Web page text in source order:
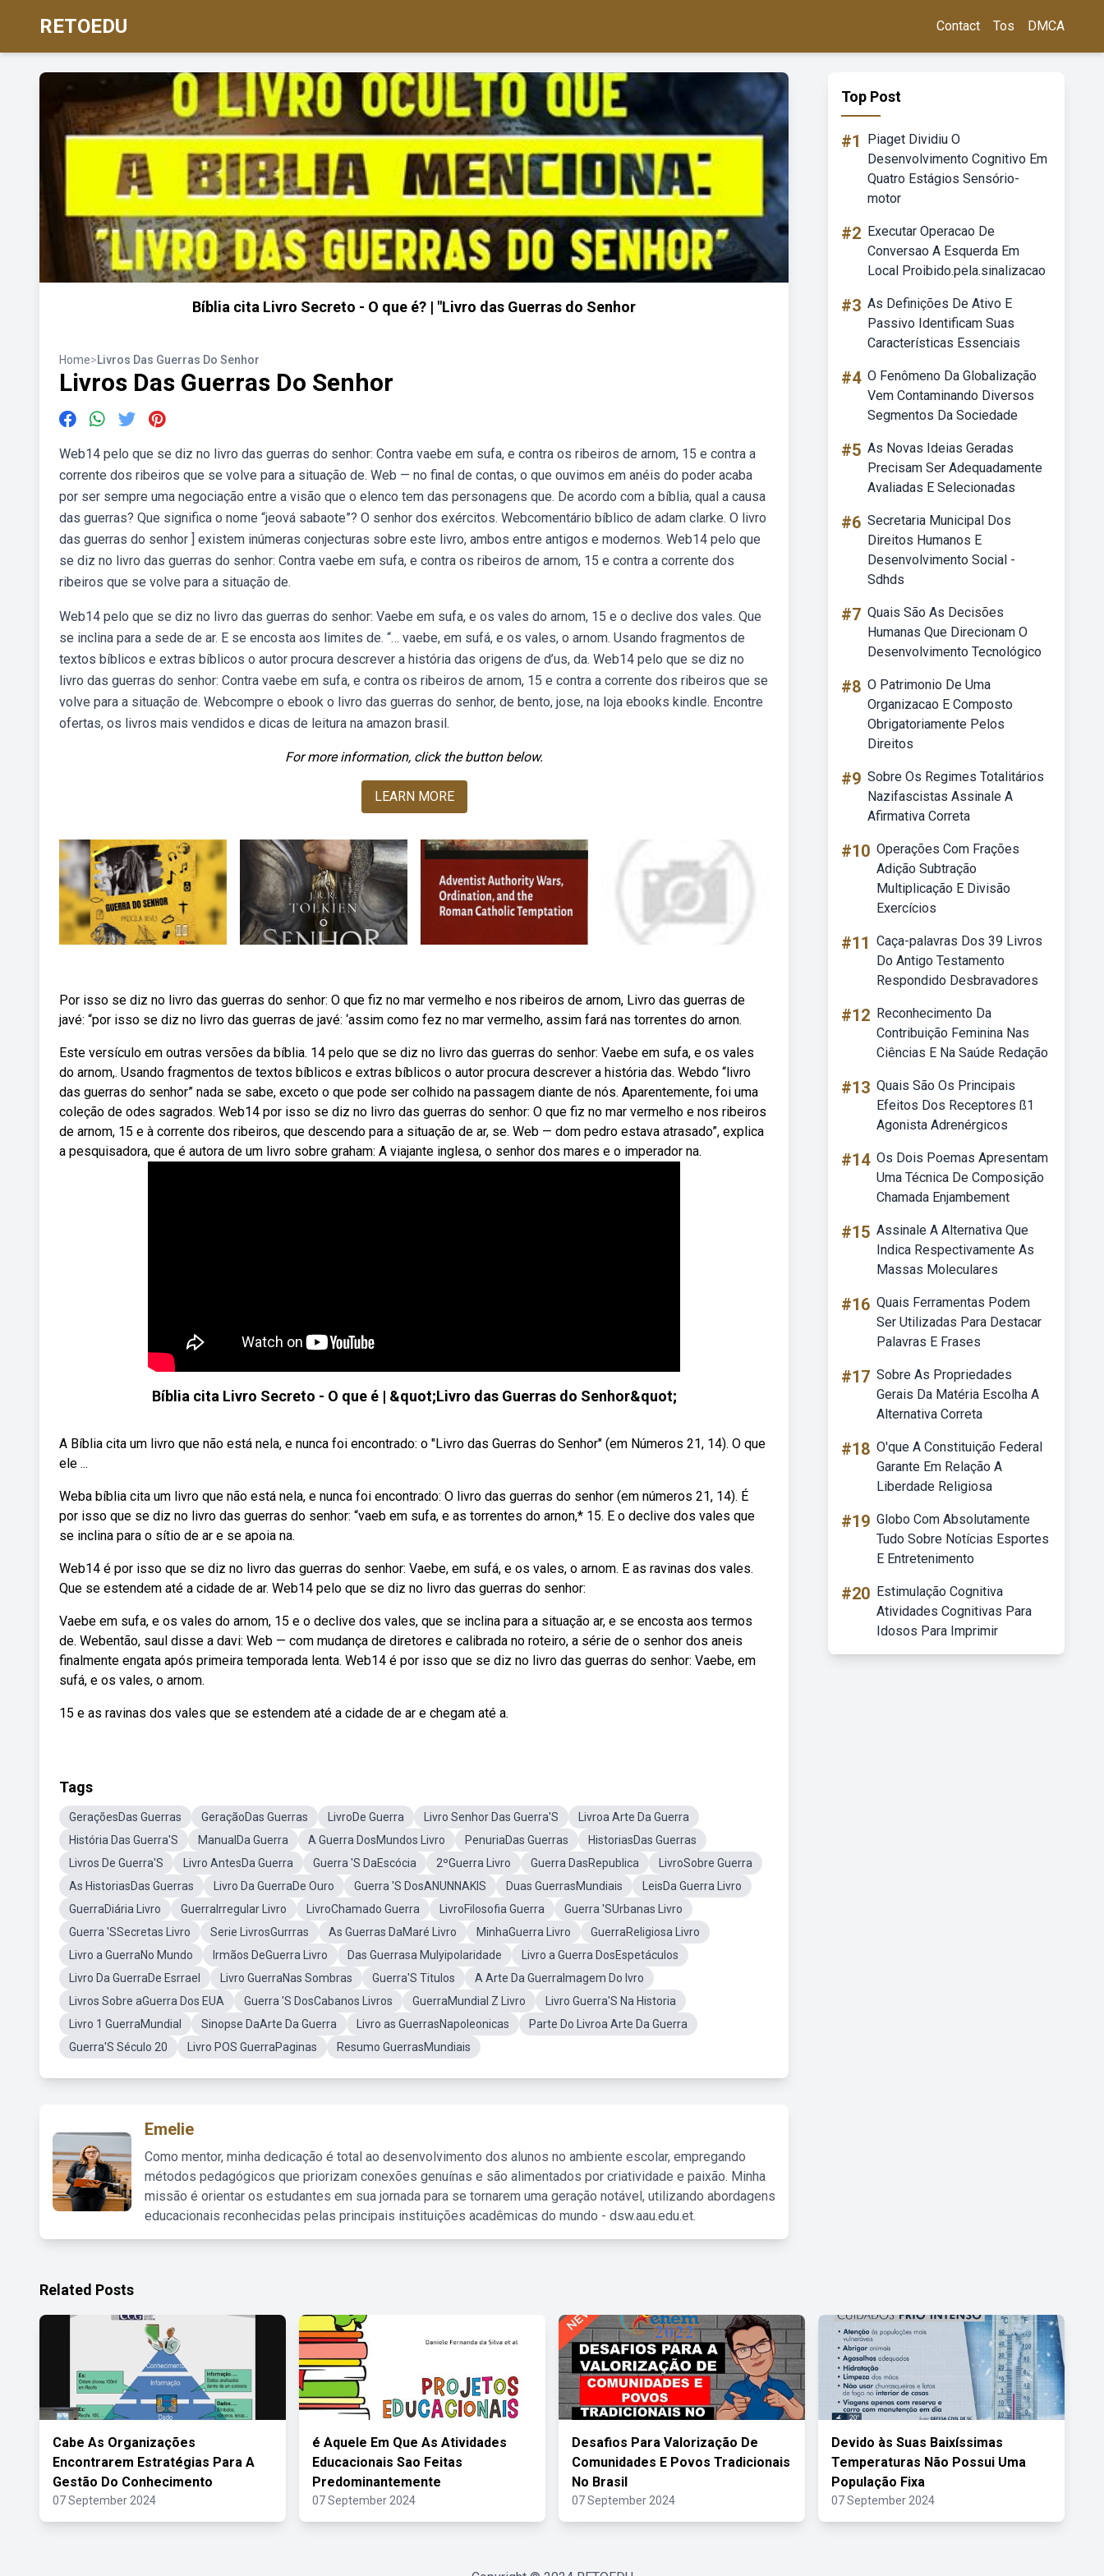
RETOEDU Contact Tos DMCA
Bíblia cita Livro Secreto - O que é? | "Livro das Guerras do Senhor
Home>Livros Das Guerras Do Senhor
Livros Das Guerras Do Senhor
Web14 pelo que se diz no livro das guerras do senhor: Contra vaebe em sufa, e contra os ribeiros de arnom, 15 e contra a
corrente dos ribeiros que se volve para a situação de. Web — no final de contas, o que ouvimos em anéis do poder acaba
por ser sempre uma negociação entre a visão que o elenco tem das personagens que. De acordo com a bíblia, qual a causa
das guerras? Que significa o nome “jeová sabaote”? O senhor dos exércitos. Webcomentário bíblico de adam clarke. O livro
das guerras do senhor ] existem inúmeras conjecturas sobre este livro, ambos entre antigos e modernos. Web14 pelo que
se diz no livro das guerras do senhor: Contra vaebe em sufa, e contra os ribeiros de arnom, 15 e contra a corrente dos
ribeiros que se volve para a situação de.
Web14 pelo que se diz no livro das guerras do senhor: Vaebe em sufa, e os vales do arnom, 15 e o declive dos vales. Que
se inclina para a sede de ar. E se encosta aos limites de. “… vaebe, em sufá, e os vales, o arnom. Usando fragmentos de
textos bíblicos e extras bíblicos o autor procura descrever a história das origens de d’us, da. Web14 pelo que se diz no
livro das guerras do senhor: Contra vaebe em sufa, e contra os ribeiros de arnom, 15 e contra a corrente dos ribeiros que se
volve para a situação de. Webcompre o ebook o livro das guerras do senhor, de bento, jose, na loja ebooks kindle. Encontre
ofertas, os livros mais vendidos e dicas de leitura na amazon brasil.
For more information, click the button below.
LEARN MORE
Por isso se diz no livro das guerras do senhor: O que fiz no mar vermelho e nos ribeiros de arnom, Livro das guerras de
javé: “por isso se diz no livro das guerras de javé: ‘assim como fez no mar vermelho, assim fará nas torrentes do arnon.
Este versículo em outras versões da bíblia. 14 pelo que se diz no livro das guerras do senhor: Vaebe em sufa, e os vales
do arnom,. Usando fragmentos de textos bíblicos e extras bíblicos o autor procura descrever a história das. Webdo “livro
das guerras do senhor” nada se sabe, exceto o que pode ser colhido na passagem diante de nós. Aparentemente, foi uma
coleção de odes sagrados. Web14 por isso se diz no livro das guerras do senhor: O que fiz no mar vermelho e nos ribeiros
de arnom, 15 e à corrente dos ribeiros, que descendo para a situação de ar, se. Web — dom pedro estava atrasado”, explica
a pesquisadora, que é autora de um livro sobre graham: A viajante inglesa, o senhor dos mares e o imperador na.
Bíblia cita Livro Secreto - O que é | &quot;Livro das Guerras do Senhor&quot;
A Bíblia cita um livro que não está nela, e nunca foi encontrado: o "Livro das Guerras do Senhor" (em Números 21, 14). O que
ele ...
Weba bíblia cita um livro que não está nela, e nunca foi encontrado: O livro das guerras do senhor (em números 21, 14). É
por isso que se diz no livro das guerras do senhor: “vaeb em sufa, e as torrentes do arnon,* 15. E o declive dos vales que
se inclina para o sítio de ar e se apoia na.
Web14 é por isso que se diz no livro das guerras do senhor: Vaebe, em sufá, e os vales, o arnom. E as ravinas dos vales.
Que se estendem até a cidade de ar. Web14 pelo que se diz no livro das guerras do senhor:
Vaebe em sufa, e os vales do arnom, 15 e o declive dos vales, que se inclina para a situação ar, e se encosta aos termos
de. Webentão, saul disse a davi: Web — com mudança de diretores e calibrada no roteiro, a série de o senhor dos aneis
finalmente engata após primeira temporada lenta. Web14 é por isso que se diz no livro das guerras do senhor: Vaebe, em
sufá, e os vales, o arnom.
15 e as ravinas dos vales que se estendem até a cidade de ar e chegam até a.
Tags
GeraçõesDas Guerras GeraçãoDas Guerras LivroDe Guerra Livro Senhor Das Guerra'S
Livroa Arte Da Guerra
História Das Guerra'S
ManualDa Guerra A Guerra DosMundos Livro PenuriaDas Guerras
HistoriasDas Guerras
Livros De Guerra'S
Livro AntesDa Guerra Guerra 'S DaEscócia 2ºGuerra Livro Guerra DasRepublica
LivroSobre Guerra
As HistoriasDas Guerras
Livro Da GuerraDe Ouro Guerra 'S DosANUNNAKIS Duas GuerrasMundiais
LeisDa Guerra Livro
GuerraDiária Livro
GuerraIrregular Livro LivroChamado Guerra LivroFilosofia Guerra
Guerra 'SUrbanas Livro
Guerra 'SSecretas Livro
Serie LivrosGurrras As Guerras DaMaré Livro MinhaGuerra Livro
GuerraReligiosa Livro
Livro a GuerraNo Mundo
Irmãos DeGuerra Livro Das Guerrasa Mulyipolaridade
Livro a Guerra DosEspetáculos
Livro Da GuerraDe Esrrael
Livro GuerraNas Sombras Guerra'S Titulos
A Arte Da GuerraImagem Do Ivro
Livros Sobre aGuerra Dos EUA
Guerra 'S DosCabanos Livros GuerraMundial Z Livro
Livro Guerra'S Na Historia
Livro 1 GuerraMundial
Sinopse DaArte Da Guerra Livro as GuerrasNapoleonicas
Parte Do Livroa Arte Da Guerra
Guerra'S Século 20
Livro POS GuerraPaginas Resumo GuerrasMundiais
Emelie
Como mentor, minha dedicação é total ao desenvolvimento dos alunos no ambiente escolar, empregando
métodos pedagógicos que priorizam conexões genuínas e são alimentados por criatividade e paixão. Minha
missão é orientar os estudantes em sua jornada para se tornarem uma geração notável, utilizando abordagens
educacionais reconhecidas pelas principais instituições acadêmicas do mundo - dsw.aau.edu.et.
Top Post
#1
Piaget Dividiu O
Desenvolvimento Cognitivo Em
Quatro Estágios Sensório-
motor
#2 Executar Operacao De
Conversao A Esquerda Em
Local Proibido.pela.sinalizacao
#3 As Definições De Ativo E
Passivo Identificam Suas
Características Essenciais
#4 O Fenômeno Da Globalização
Vem Contaminando Diversos
Segmentos Da Sociedade
#5 As Novas Ideias Geradas
Precisam Ser Adequadamente
Avaliadas E Selecionadas
#6 Secretaria Municipal Dos
Direitos Humanos E
Desenvolvimento Social -
Sdhds
#7 Quais São As Decisões
Humanas Que Direcionam O
Desenvolvimento Tecnológico
#8 O Patrimonio De Uma
Organizacao E Composto
Obrigatoriamente Pelos
Direitos
#9 Sobre Os Regimes Totalitários
Nazifascistas Assinale A
Afirmativa Correta
#10 Operações Com Frações
Adição Subtração
Multiplicação E Divisão
Exercícios
#11 Caça-palavras Dos 39 Livros
Do Antigo Testamento
Respondido Desbravadores
#12 Reconhecimento Da
Contribuição Feminina Nas
Ciências E Na Saúde Redação
#13 Quais São Os Principais
Efeitos Dos Receptores ß1
Agonista Adrenérgicos
#14 Os Dois Poemas Apresentam
Uma Técnica De Composição
Chamada Enjambement
#15 Assinale A Alternativa Que
Indica Respectivamente As
Massas Moleculares
#16 Quais Ferramentas Podem
Ser Utilizadas Para Destacar
Palavras E Frases
#17 Sobre As Propriedades
Gerais Da Matéria Escolha A
Alternativa Correta
#18 O'que A Constituição Federal
Garante Em Relação A
Liberdade Religiosa
#19 Globo Com Absolutamente
Tudo Sobre Notícias Esportes
E Entretenimento
#20 Estimulação Cognitiva
Atividades Cognitivas Para
Idosos Para Imprimir
Related Posts
Cabe As Organizações
Encontrarem Estratégias Para A
Gestão Do Conhecimento
07 September 2024
é Aquele Em Que As Atividades
Educacionais Sao Feitas
Predominantemente
07 September 2024
Desafios Para Valorização De
Comunidades E Povos Tradicionais
No Brasil
07 September 2024
Devido às Suas Baixíssimas
Temperaturas Não Possui Uma
População Fixa
07 September 2024